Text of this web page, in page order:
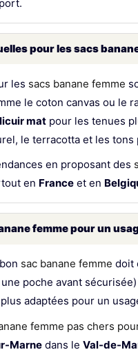
pour les sacs
les sacs banane femme
le coton canvas ou le
mat pour les tenues
le terracotta et les tons
en proposant des
en France et en
femme pour un
sac banane femme doit
poche avant
adaptées pour un
femme pas chers
Marne dans le Val-de-